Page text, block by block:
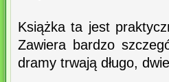
Książka ta jest
Zawiera bardzo
dramy trwają długo,